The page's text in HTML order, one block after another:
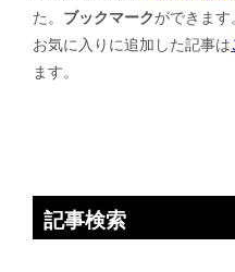
た。 ブックマークができます
お気に入りに追加した記事は
ます。
記事検索